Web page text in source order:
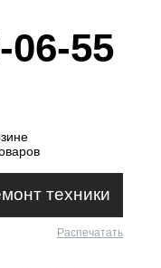
06-55
техники
Распечатать